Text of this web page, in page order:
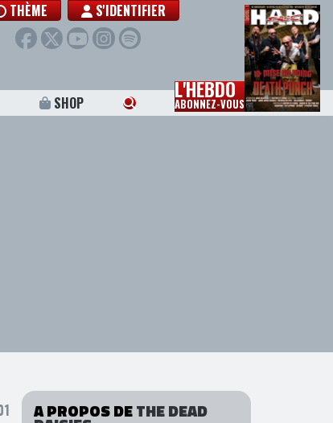
THÈME S'IDENTIFIER
SHOP L'HEBDO
ABONNEZ-VOUS